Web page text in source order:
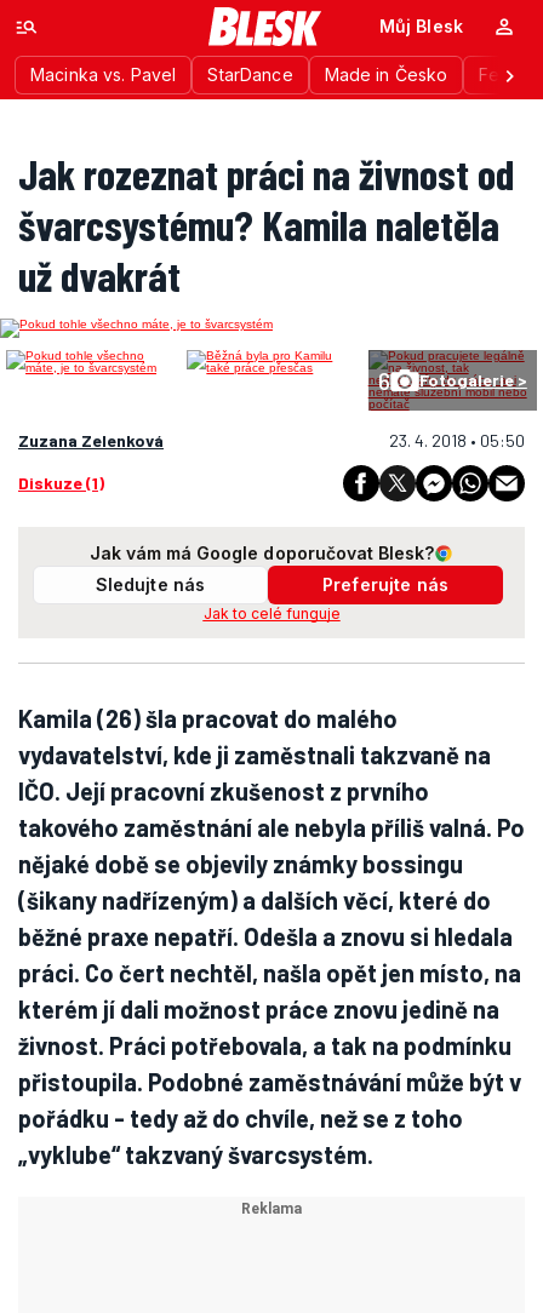
Macinka vs. Pavel StarDance Made in Česko
Můj Blesk
Jak rozeznat práci na živnost od
švarcsystému? Kamila naletěla
už dvakrát
6 Fotogalerie >
Zuzana Zelenková 23. 4. 2018 • 05:50
Diskuze (1)
Jak vám má Google doporučovat Blesk?
Sledujte nás
Preferujte nás
Jak to celé funguje
Kamila (26) šla pracovat do malého
vydavatelství, kde ji zaměstnali takzvaně na
IČO. Její pracovní zkušenost z prvního
takového zaměstnání ale nebyla příliš valná. Po
nějaké době se objevily známky bossingu
(šikany nadřízeným) a dalších věcí, které do
běžné praxe nepatří. Odešla a znovu si hledala
práci. Co čert nechtěl, našla opět jen místo, na
kterém jí dali možnost práce znovu jedině na
živnost. Práci potřebovala, a tak na podmínku
přistoupila. Podobné zaměstnávání může být v
pořádku - tedy až do chvíle, než se z toho
„vyklube“ takzvaný švarcsystém.